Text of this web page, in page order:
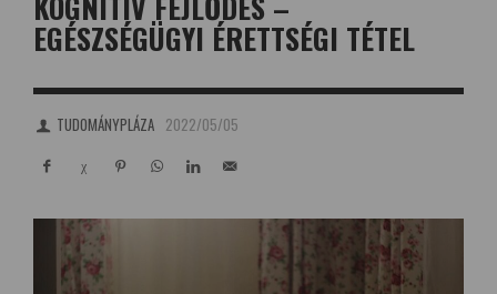
EGÉSZSÉGÜGYI ÉRETTSÉGI TÉTEL
TUDOMÁNYPLÁZA 2022/05/05